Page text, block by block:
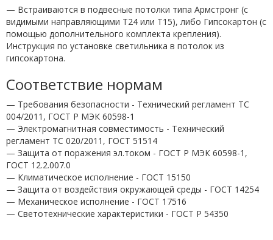
— Встраиваются в подвесные потолки типа Армстронг (с
видимыми направляющими T24 или Т15), либо Гипсокартон (с
помощью дополнительного комплекта крепления).
Инструкция по установке светильника в потолок из
гипсокартона.
Соответствие нормам
— Требования безопасности - Технический регламент ТС
004/2011, ГОСТ Р МЭК 60598-1
— Электромагнитная совместимость - Технический
регламент ТС 020/2011, ГОСТ 51514
— Защита от поражения эл.током - ГОСТ Р МЭК 60598-1,
ГОСТ 12.2.007.0
— Климатическое исполнение - ГОСТ 15150
— Защита от воздействия окружающей среды - ГОСТ 14254
— Механическое исполнение - ГОСТ 17516
— Светотехнические характеристики - ГОСТ P 54350